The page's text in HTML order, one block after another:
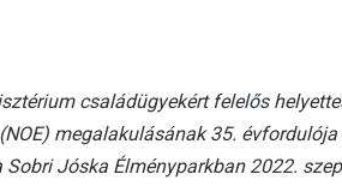
családügyekért felelős
megalakulásának 35.
Jóska Élményparkban 2022.